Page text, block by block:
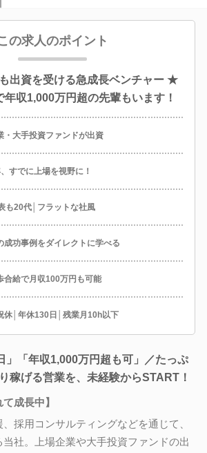
の求人のポイント
出資を受ける急成長ベンチャー ★
年収1,000万円超の先輩もいます！
・大手投資ファンドが出資
すでに上場を視野に！
も20代│フラットな社風
成功事例をダイレクトに学べる
合給で月収100万円も可能
休│年休130日│残業月10h以下
」「年収1,000万円超も可」／たっぷ
稼げる営業を、未経験からSTART！
成長中】
採用コンサルティングなどを通じて、
社。上場企業や大手投資ファンドの出